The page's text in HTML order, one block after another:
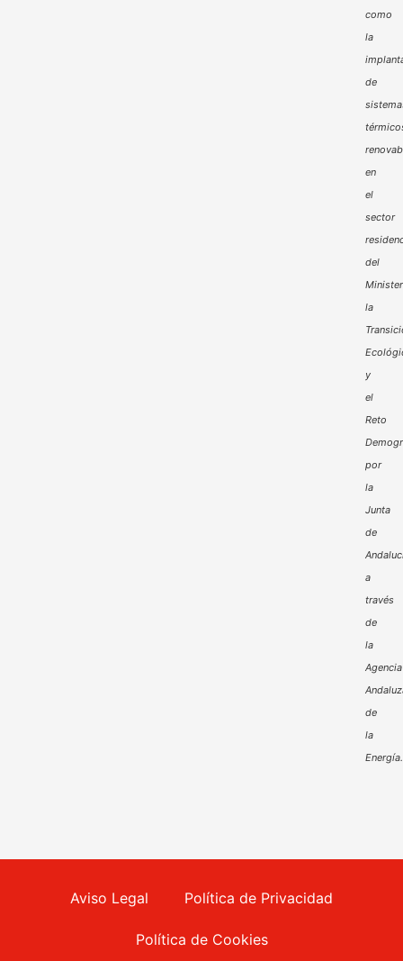
como
la
de
en
el
sector
del
la
y
el
Reto
por
la
Junta
de
a
través
de
la
Agencia
de
la
Energía.
Aviso Legal Política de Privacidad
Política de Cookies